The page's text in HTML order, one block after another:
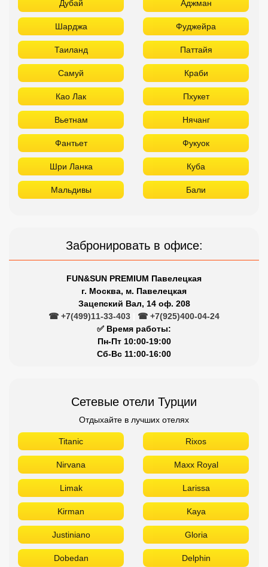
Дубай Аджман
Шарджа Фуджейра
Таиланд Паттайя
Самуй Краби
Као Лак Пхукет
Вьетнам Нячанг
Фантьет Фукуок
Шри Ланка Куба
Мальдивы Бали
Забронировать в офисе:
FUN&SUN PREMIUM Павелецкая
г. Москва, м. Павелецкая
Зацепский Вал, 14 оф. 208
☎ +7(499)11-33-403
☎ +7(925)400-04-24
✅ Время работы:
Пн-Пт 10:00-19:00
Сб-Вс 11:00-16:00
Сетевые отели Турции
Отдыхайте в лучших отелях
Titanic Rixos
Nirvana Maxx Royal
Limak Larissa
Kirman Kaya
Justiniano Gloria
Dobedan Delphin